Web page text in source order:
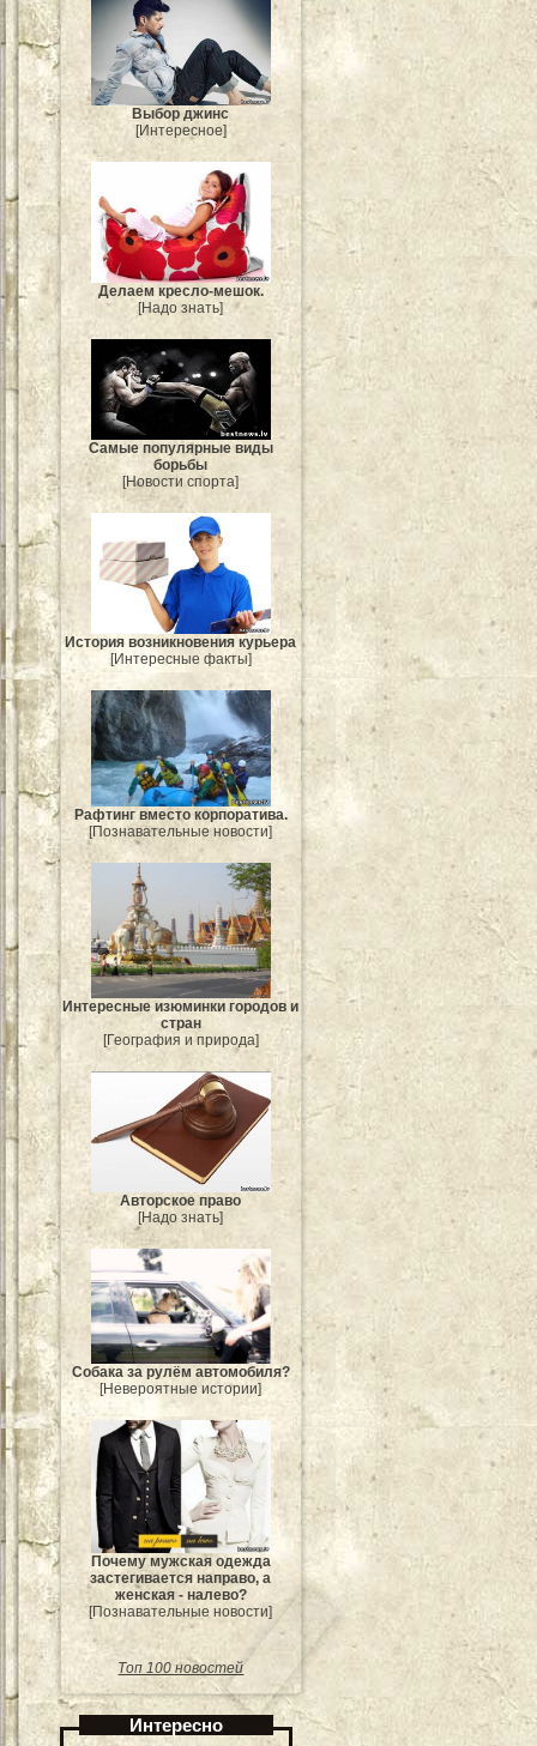
Выбор джинс
[Интересное]
Делаем кресло-мешок.
[Надо знать]
Самые популярные виды
борьбы
[Новости спорта]
История возникновения курьера
[Интересные факты]
Рафтинг вместо корпоратива.
[Познавательные новости]
Интересные изюминки городов и
стран
[География и природа]
Авторское право
[Надо знать]
Собака за рулём автомобиля?
[Невероятные истории]
Почему мужская одежда
застегивается направо, а
женская - налево?
[Познавательные новости]
Топ 100 новостей
Интересно